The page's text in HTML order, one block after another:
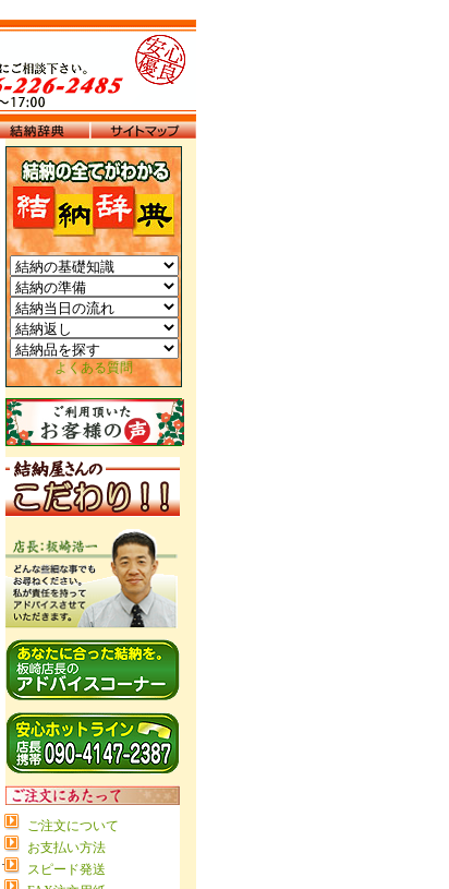
よくある質問
ご注文について
お支払い方法
スピード発送